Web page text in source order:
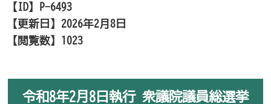
【ID】
P-6493
【更新日】 2026年2月8日
【閲覧数】 1023
令和8年2月8日執行 衆議院議員総選挙